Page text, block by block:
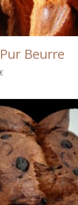
Beurre
Plage
7,00€
à
12,00€